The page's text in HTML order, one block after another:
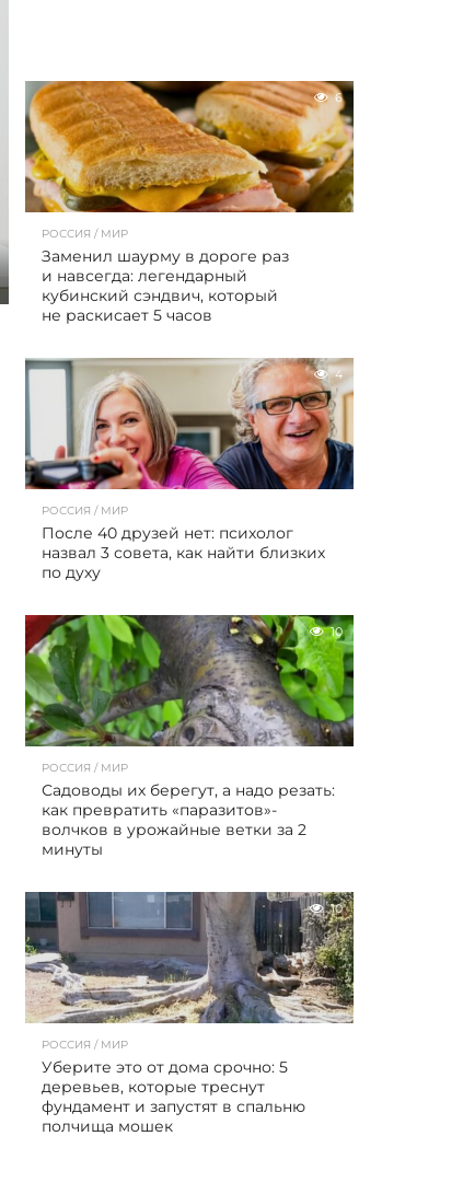
6
РОССИЯ / МИР
Заменил шаурму в дороге раз
и навсегда: легендарный
кубинский сэндвич, который
не раскисает 5 часов
4
РОССИЯ / МИР
После 40 друзей нет: психолог
назвал 3 совета, как найти близких
по духу
10
РОССИЯ / МИР
Садоводы их берегут, а надо резать:
как превратить «паразитов»-
волчков в урожайные ветки за 2
минуты
10
РОССИЯ / МИР
Уберите это от дома срочно: 5
деревьев, которые треснут
фундамент и запустят в спальню
полчища мошек